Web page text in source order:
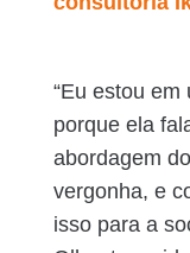
“Eu estou
porque ela
abordagem
vergonha, e
isso para a